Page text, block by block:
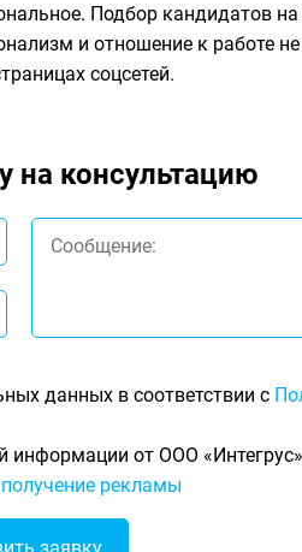
Подбор кандидатов
и отношение к работе
соцсетей.
на консультацию
данных в соответствии с
информации от ООО
рекламы